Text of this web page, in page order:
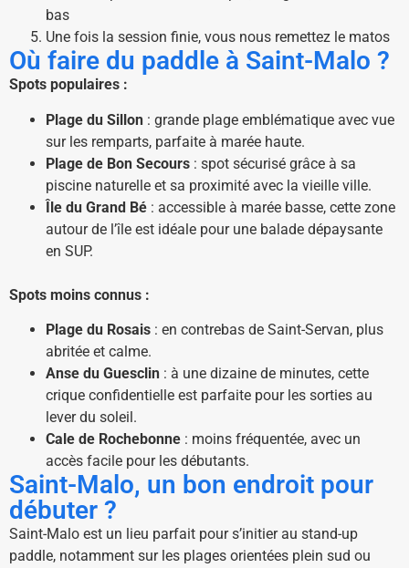
bas
Une fois la session finie, vous nous remettez le matos
Où faire du paddle à Saint-Malo ?
Spots populaires :
Plage du Sillon : grande plage emblématique avec vue
sur les remparts, parfaite à marée haute.
Plage de Bon Secours : spot sécurisé grâce à sa
piscine naturelle et sa proximité avec la vieille ville.
Île du Grand Bé : accessible à marée basse, cette zone
autour de l’île est idéale pour une balade dépaysante
en SUP.
Spots moins connus :
Plage du Rosais : en contrebas de Saint-Servan, plus
abritée et calme.
Anse du Guesclin : à une dizaine de minutes, cette
crique confidentielle est parfaite pour les sorties au
lever du soleil.
Cale de Rochebonne : moins fréquentée, avec un
accès facile pour les débutants.
Saint-Malo, un bon endroit pour
débuter ?
Saint-Malo est un lieu parfait pour s’initier au stand-up
paddle, notamment sur les plages orientées plein sud ou